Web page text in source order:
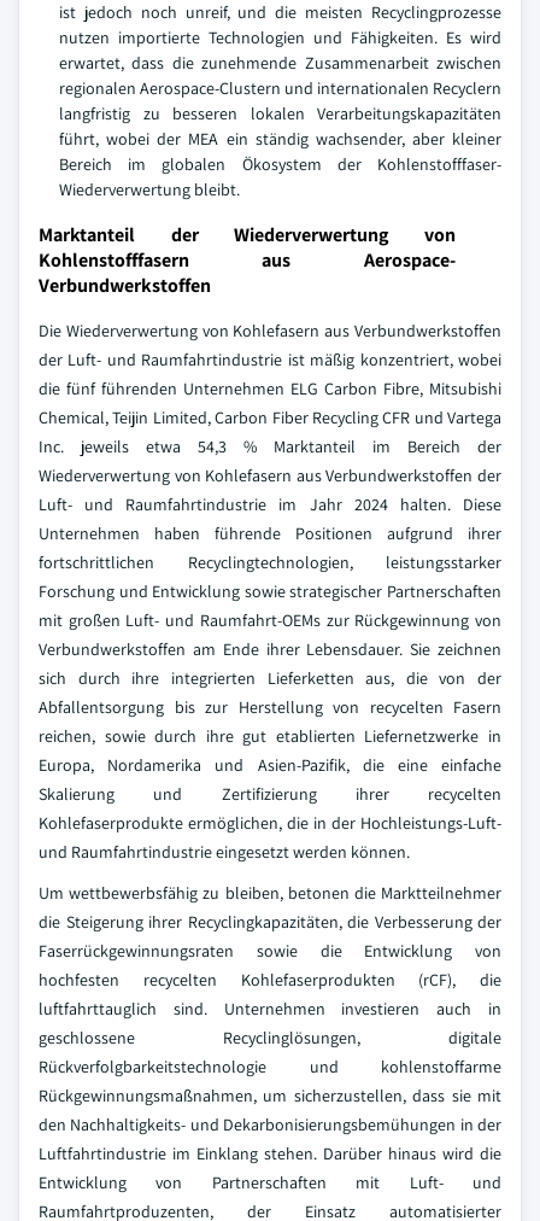
ist jedoch noch unreif, und die meisten Recyclingprozesse
nutzen importierte Technologien und Fähigkeiten. Es wird
erwartet, dass die zunehmende Zusammenarbeit zwischen
regionalen Aerospace-Clustern und internationalen Recyclern
langfristig zu besseren lokalen Verarbeitungskapazitäten
führt, wobei der MEA ein ständig wachsender, aber kleiner
Bereich im globalen Ökosystem der Kohlenstofffaser-
Wiederverwertung bleibt.
Marktanteil der Wiederverwertung von
Kohlenstofffasern aus Aerospace-
Verbundwerkstoffen
Die Wiederverwertung von Kohlefasern aus Verbundwerkstoffen
der Luft- und Raumfahrtindustrie ist mäßig konzentriert, wobei
die fünf führenden Unternehmen ELG Carbon Fibre, Mitsubishi
Chemical, Teijin Limited, Carbon Fiber Recycling CFR und Vartega
Inc. jeweils etwa 54,3 % Marktanteil im Bereich der
Wiederverwertung von Kohlefasern aus Verbundwerkstoffen der
Luft- und Raumfahrtindustrie im Jahr 2024 halten. Diese
Unternehmen haben führende Positionen aufgrund ihrer
fortschrittlichen Recyclingtechnologien, leistungsstarker
Forschung und Entwicklung sowie strategischer Partnerschaften
mit großen Luft- und Raumfahrt-OEMs zur Rückgewinnung von
Verbundwerkstoffen am Ende ihrer Lebensdauer. Sie zeichnen
sich durch ihre integrierten Lieferketten aus, die von der
Abfallentsorgung bis zur Herstellung von recycelten Fasern
reichen, sowie durch ihre gut etablierten Liefernetzwerke in
Europa, Nordamerika und Asien-Pazifik, die eine einfache
Skalierung und Zertifizierung ihrer recycelten
Kohlefaserprodukte ermöglichen, die in der Hochleistungs-Luft-
und Raumfahrtindustrie eingesetzt werden können.
Um wettbewerbsfähig zu bleiben, betonen die Marktteilnehmer
die Steigerung ihrer Recyclingkapazitäten, die Verbesserung der
Faserrückgewinnungsraten sowie die Entwicklung von
hochfesten recycelten Kohlefaserprodukten (rCF), die
luftfahrttauglich sind. Unternehmen investieren auch in
geschlossene Recyclinglösungen, digitale
Rückverfolgbarkeitstechnologie und kohlenstoffarme
Rückgewinnungsmaßnahmen, um sicherzustellen, dass sie mit
den Nachhaltigkeits- und Dekarbonisierungsbemühungen in der
Luftfahrtindustrie im Einklang stehen. Darüber hinaus wird die
Entwicklung von Partnerschaften mit Luft- und
Raumfahrtproduzenten, der Einsatz automatisierter